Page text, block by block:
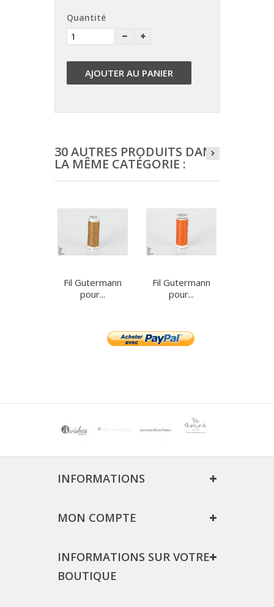
Quantité
AJOUTER AU PANIER
30 AUTRES PRODUITS DANS
LA MÊME CATÉGORIE :
Fil Gutermann
pour...
Fil Gutermann
pour...
INFORMATIONS
MON COMPTE
INFORMATIONS SUR VOTRE
BOUTIQUE